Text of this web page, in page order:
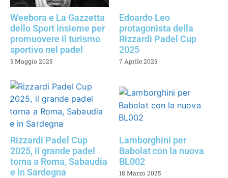
Weebora e La Gazzetta
dello Sport insieme per
promuovere il turismo
sportivo nel padel
5 Maggio 2025
Edoardo Leo
protagonista della
Rizzardi Padel Cup
2025
7 Aprile 2025
Rizzardi Padel Cup
2025, il grande padel
torna a Roma, Sabaudia
e in Sardegna
Lamborghini per
Babolat con la nuova
BL002
18 Marzo 2025